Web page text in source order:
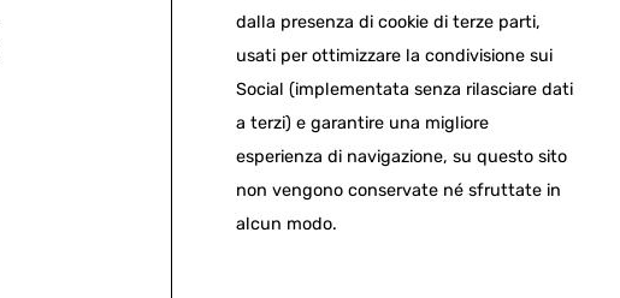
dalla presenza di cookie di terze parti,
usati per ottimizzare la condivisione sui
Social (implementata senza rilasciare dati
a terzi) e garantire una migliore
esperienza di navigazione, su questo sito
non vengono conservate né sfruttate in
alcun modo.